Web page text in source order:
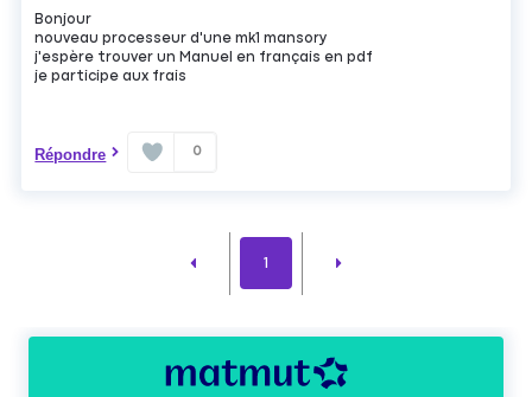
Bonjour
nouveau processeur d'une mk1 mansory
j'espère trouver un Manuel en français en pdf
je participe aux frais
Répondre 0
1